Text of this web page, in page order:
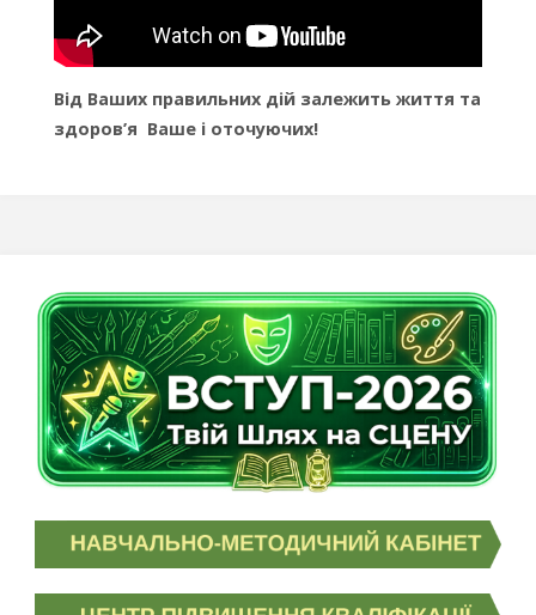
Від Ваших правильних дій залежить життя та
здоров’я Ваше і оточуючих!